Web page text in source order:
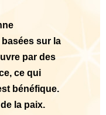
sur la
par des
ce qui
bénéfique.
la paix.